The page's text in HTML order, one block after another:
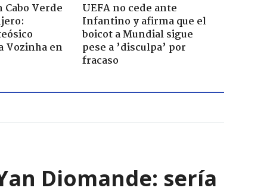
Verde
Vozinha en
UEFA no cede ante
Infantino y afirma que el
boicot a Mundial sigue
pese a ’disculpa’ por
fracaso
Diomande: sería